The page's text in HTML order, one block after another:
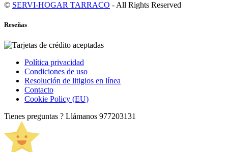
© SERVI-HOGAR TARRACO - All Rights Reserved
Reseñas
Política privacidad
Condiciones de uso
Resolución de litigios en línea
Contacto
Cookie Policy (EU)
Tienes preguntas ? Llámanos 977203131